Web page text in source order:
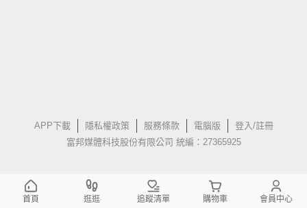
APP下載 隱私權政策 服務條款 電腦版
登入/註冊
富邦媒體科技股份有限公司 統編：27365925
首頁 逛逛 追蹤清單 購物車 會員中心